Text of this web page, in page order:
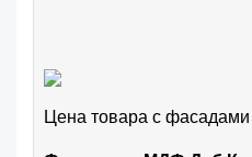
Цена товара с